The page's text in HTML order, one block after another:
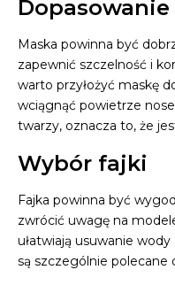
Maska powinna być
zapewnić szczelność i
warto przyłożyć maskę
wciągnąć powietrze
twarzy, oznacza to, że
Wybór fajki
Fajka powinna być
zwrócić uwagę na
ułatwiają usuwanie
są szczególnie polecane